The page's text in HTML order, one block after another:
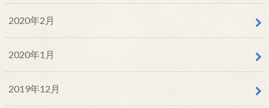
2020年2月
2020年1月
2019年12月